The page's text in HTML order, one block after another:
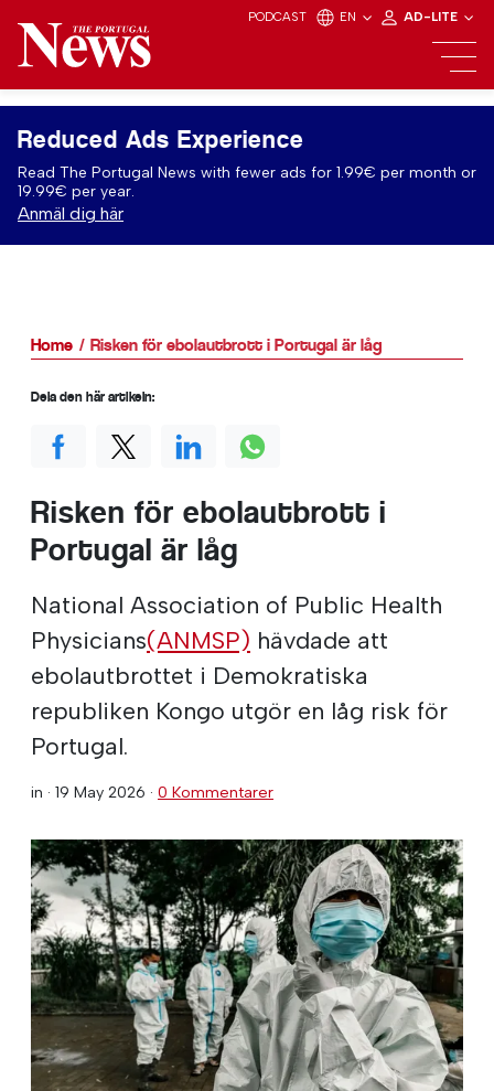
PODCAST EN AD-LITE
Reduced Ads Experience
Read The Portugal News with fewer ads for 1.99€ per month or
19.99€ per year.
Anmäl dig här
Home Risken för ebolautbrott i Portugal är låg
Risken för ebolautbrott i
Portugal är låg
National Association of Public Health
Physicians(ANMSP) hävdade att
ebolautbrottet i Demokratiska
republiken Kongo utgör en låg risk för
Portugal.
in · 19 May 2026 · 0 Kommentarer
Dela den här artikeln: